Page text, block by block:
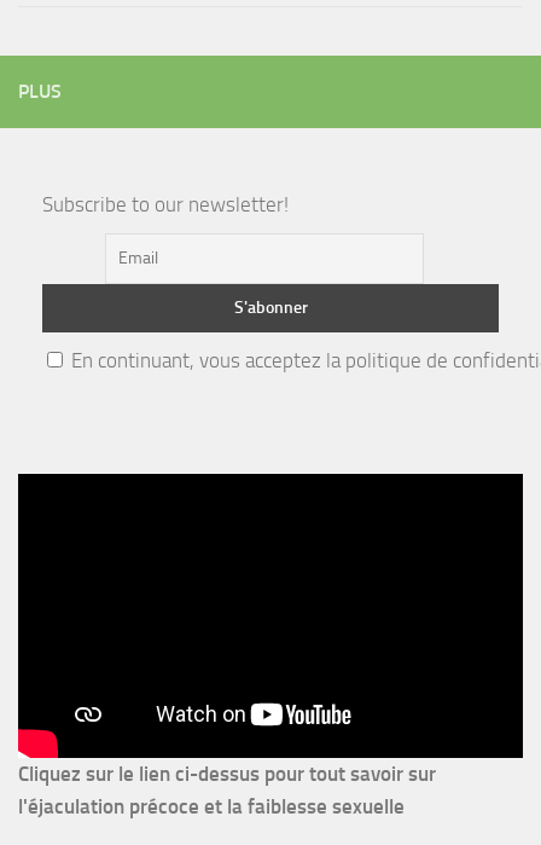
PLUS
Subscribe to our newsletter!
En continuant, vous acceptez la politique de
Cliquez sur le lien ci-dessus pour tout savoir sur
l'éjaculation précoce et la faiblesse sexuelle